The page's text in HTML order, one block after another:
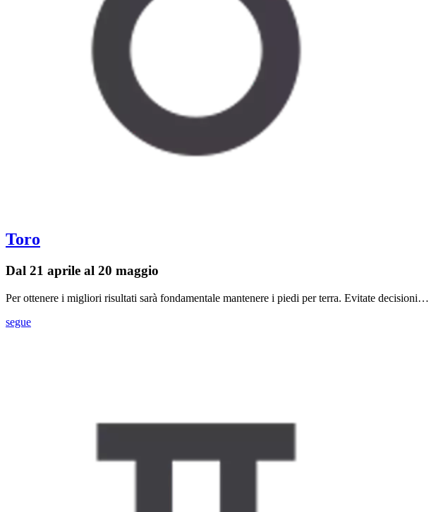
Toro
Dal 21 aprile al 20 maggio
Per ottenere i migliori risultati sarà fondamentale mantenere i piedi per terra. Evitate decisioni…
segue